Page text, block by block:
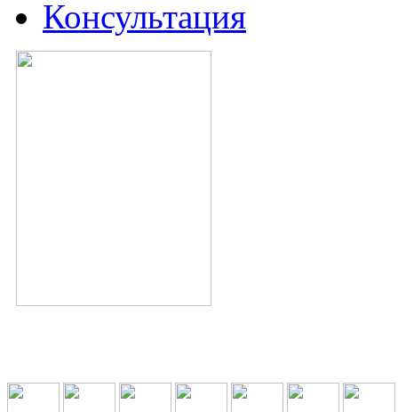
Консультация